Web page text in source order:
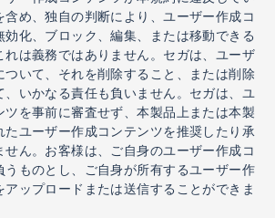
め、独自の判断により、ユーザー作成コ
効化、ブロック、編集、または移動できる
れは義務ではありません。セガは、ユーザ
いて、それを削除すること、または削除
、いかなる責任も負いません。セガは、ユ
を事前に審査せず、本製品上または本製
ユーザー作成コンテンツを推奨したり承
ん。お客様は、ご自身のユーザー作成コ
うものとし、ご自身が所有するユーザー作
ップロードまたは送信することができま